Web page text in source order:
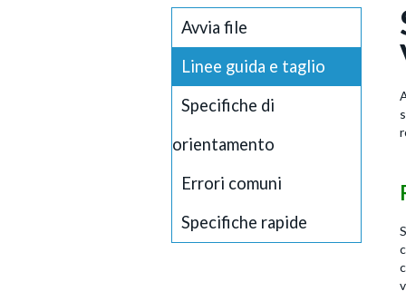
Avvia file
Linee guida e taglio
Specifiche di
orientamento
Errori comuni
Specifiche rapide